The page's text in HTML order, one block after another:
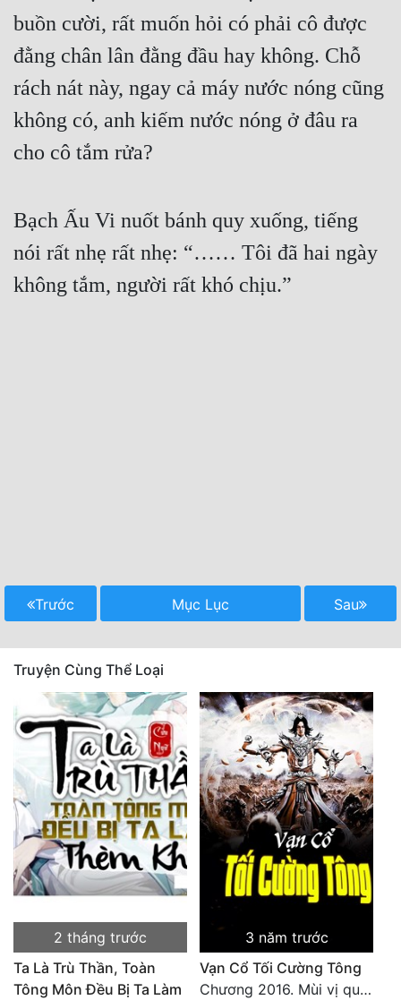
buồn cười, rất muốn hỏi có phải cô được
đằng chân lân đằng đầu hay không. Chỗ
rách nát này, ngay cả máy nước nóng cũng
không có, anh kiếm nước nóng ở đâu ra
cho cô tắm rửa?
Bạch Ấu Vi nuốt bánh quy xuống, tiếng
nói rất nhẹ rất nhẹ: “…… Tôi đã hai ngày
không tắm, người rất khó chịu.”
Trước Mục Lục Sau
Truyện Cùng Thể Loại
2 tháng trước
Ta Là Trù Thần, Toàn
Tông Môn Đều Bị Ta Làm
3 năm trước
Vạn Cổ Tối Cường Tông
Chương 2016. Mùi vị quen thuộc